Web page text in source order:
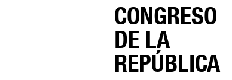
CONGRESO
DE LA
REPÚBLICA